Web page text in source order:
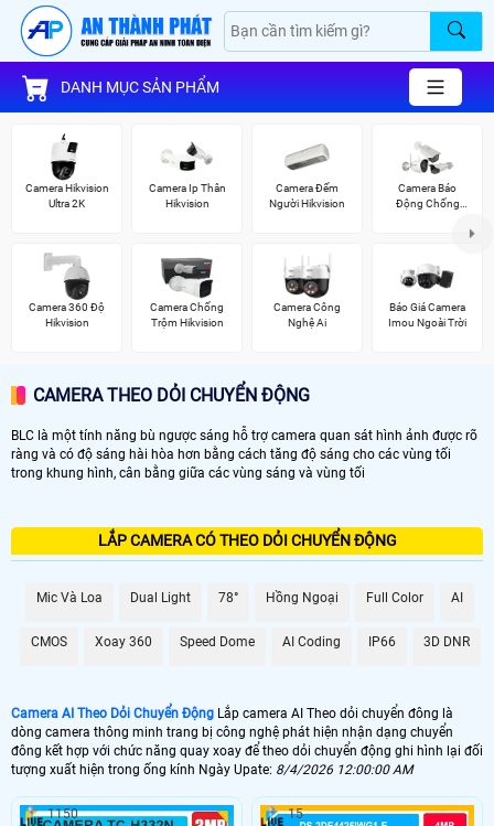
DANH MỤC SẢN PHẨM
Camera Hikvision
Ultra 2K
Camera Ip Thân
Hikvision
Camera Đếm
Người Hikvision
Camera Báo
Động Chống
Camera 360 Độ
Hikvision
Camera Chống
Trộm Hikvision
Camera Công
Nghệ Ai
Báo Giá Camera
Imou Ngoài Trời
CAMERA THEO DỎI CHUYỂN ĐỘNG
BLC là một tính năng bù ngược sáng hỗ trợ camera quan sát hình ảnh được rõ
ràng và có độ sáng hài hòa hơn bằng cách tăng độ sáng cho các vùng tối
trong khung hình, cân bằng giữa các vùng sáng và vùng tối
LẮP CAMERA CÓ THEO DỎI CHUYỂN ĐỘNG
Mic Và Loa Dual Light 78° Hồng Ngoại Full Color AI
CMOS Xoay 360 Speed Dome AI Coding IP66 3D DNR
Camera AI Theo Dỏi Chuyển Động Lắp camera AI Theo dỏi chuyển đông là
dòng camera thông minh trang bị công nghệ phát hiện nhận dạng chuyển
đông kết hợp với chức năng quay xoay để theo dỏi chuyển động ghi hình lại đối
tượng xuất hiện trong ống kính Ngày Upate: 8/4/2026 12:00:00 AM
1150 15